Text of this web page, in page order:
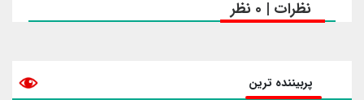
نظرات | 0 نظر
پربیننده ترین